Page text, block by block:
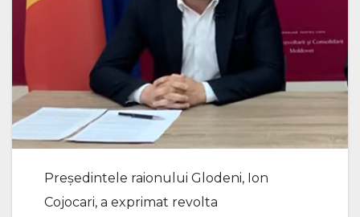
Președintele raionului Glodeni, Ion
Cojocari, a exprimat revolta